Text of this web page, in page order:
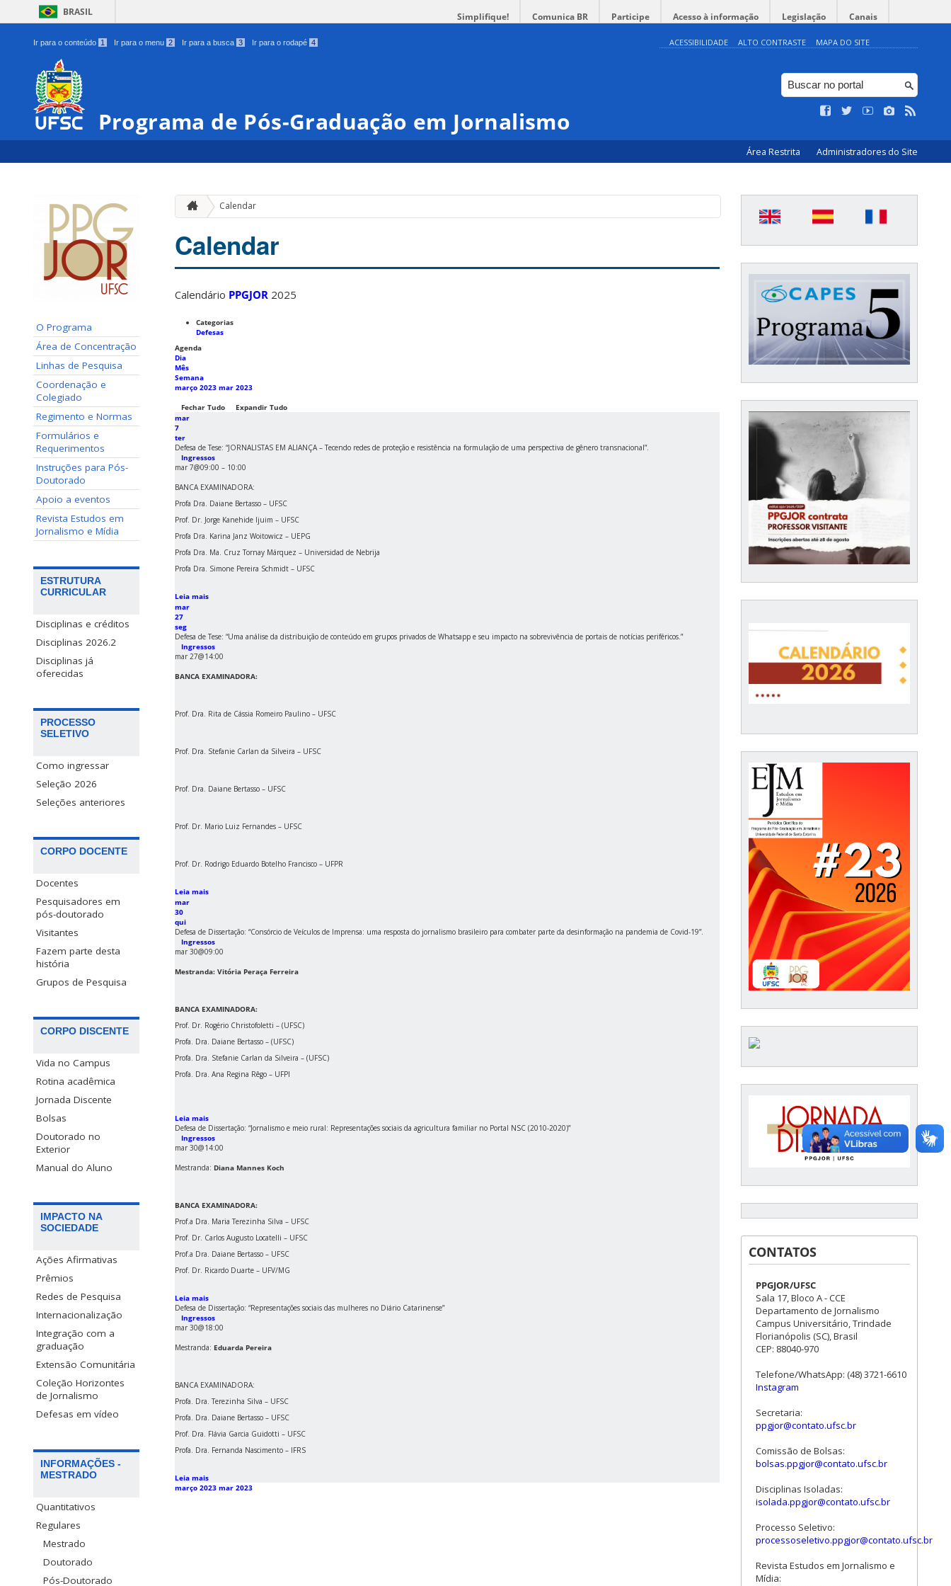
BRASIL Simplifique! Comunica BR Participe Acesso à informação Legislação Canais
Ir para o conteúdo 1 Ir para o menu 2 Ir para a busca 3 Ir para o rodapé 4 ACESSIBILIDADE ALTO CONTRASTE MAPA DO SITE
Programa de Pós-Graduação em Jornalismo
Área Restrita Administradores do Site
O Programa
Área de Concentração
Linhas de Pesquisa
Coordenação e
Colegiado
Regimento e Normas
Formulários e
Requerimentos
Instruções para Pós-
Doutorado
Apoio a eventos
Revista Estudos em
Jornalismo e Mídia
ESTRUTURA
CURRICULAR
Disciplinas e créditos
Disciplinas 2026.2
Disciplinas já
oferecidas
PROCESSO
SELETIVO
Como ingressar
Seleção 2026
Seleções anteriores
CORPO DOCENTE
Docentes
Pesquisadores em
pós-doutorado
Visitantes
Fazem parte desta
história
Grupos de Pesquisa
CORPO DISCENTE
Vida no Campus
Rotina acadêmica
Jornada Discente
Bolsas
Doutorado no
Exterior
Manual do Aluno
IMPACTO NA
SOCIEDADE
Ações Afirmativas
Prêmios
Redes de Pesquisa
Internacionalização
Integração com a
graduação
Extensão Comunitária
Coleção Horizontes
de Jornalismo
Defesas em vídeo
INFORMAÇÕES -
MESTRADO
Quantitativos
Regulares
Mestrado
Doutorado
Pós-Doutorado
Calendar
Calendar
Calendário PPGJOR 2025
Categorias
Defesas
Agenda
Dia
Mês
Semana
março 2023 mar 2023
Fechar Tudo
Expandir Tudo
mar
7
ter
Defesa de Tese: “JORNALISTAS EM ALIANÇA – Tecendo redes de proteção e resistência na formulação de uma perspectiva de gênero transnacional”.
Ingressos
mar 7@09:00 – 10:00
BANCA EXAMINADORA:
Profa Dra. Daiane Bertasso – UFSC
Prof. Dr. Jorge Kanehide Ijuim – UFSC
Profa Dra. Karina Janz Woitowicz – UEPG
Profa Dra. Ma. Cruz Tornay Márquez – Universidad de Nebrija
Profa Dra. Simone Pereira Schmidt – UFSC
Leia mais
mar
27
seg
Defesa de Tese: “Uma análise da distribuição de conteúdo em grupos privados de Whatsapp e seu impacto na sobrevivência de portais de notícias periféricos.”
Ingressos
mar 27@14:00
BANCA EXAMINADORA:
Prof. Dra. Rita de Cássia Romeiro Paulino – UFSC
Prof. Dra. Stefanie Carlan da Silveira – UFSC
Prof. Dra. Daiane Bertasso – UFSC
Prof. Dr. Mario Luiz Fernandes – UFSC
Prof. Dr. Rodrigo Eduardo Botelho Francisco – UFPR
Leia mais
mar
30
qui
Defesa de Dissertação: “Consórcio de Veículos de Imprensa: uma resposta do jornalismo brasileiro para combater parte da desinformação na pandemia de Covid-19”.
Ingressos
mar 30@09:00
Mestranda: Vitória Peraça Ferreira
BANCA EXAMINADORA:
Prof. Dr. Rogério Christofoletti – (UFSC)
Profa. Dra. Daiane Bertasso – (UFSC)
Profa. Dra. Stefanie Carlan da Silveira – (UFSC)
Profa. Dra. Ana Regina Rêgo – UFPI
Leia mais
Defesa de Dissertação: “Jornalismo e meio rural: Representações sociais da agricultura familiar no Portal NSC (2010-2020)”
Ingressos
mar 30@14:00
Mestranda: Diana Mannes Koch
BANCA EXAMINADORA:
Prof.a Dra. Maria Terezinha Silva – UFSC
Prof. Dr. Carlos Augusto Locatelli – UFSC
Prof.a Dra. Daiane Bertasso – UFSC
Prof. Dr. Ricardo Duarte – UFV/MG
Leia mais
Defesa de Dissertação: “Representações sociais das mulheres no Diário Catarinense”
Ingressos
mar 30@18:00
Mestranda: Eduarda Pereira
BANCA EXAMINADORA:
Profa. Dra. Terezinha Silva – UFSC
Profa. Dra. Daiane Bertasso – UFSC
Prof. Dra. Flávia Garcia Guidotti – UFSC
Profa. Dra. Fernanda Nascimento – IFRS
Leia mais
março 2023 mar 2023
CONTATOS
PPGJOR/UFSC
Sala 17, Bloco A - CCE
Departamento de Jornalismo
Campus Universitário, Trindade
Florianópolis (SC), Brasil
CEP: 88040-970
Telefone/WhatsApp: (48) 3721-6610
Instagram
Secretaria:
ppgjor@contato.ufsc.br
Comissão de Bolsas:
bolsas.ppgjor@contato.ufsc.br
Disciplinas Isoladas:
isolada.ppgjor@contato.ufsc.br
Processo Seletivo:
processoseletivo.ppgjor@contato.ufsc.br
Revista Estudos em Jornalismo e
Mídia: